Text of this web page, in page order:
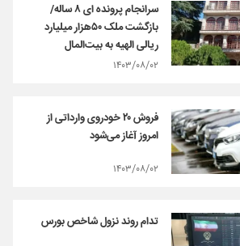
سرانجام پرونده ای ۸ ساله/
بازگشت ملک ۵۰هزار میلیارد
ریالی الهیه به بیت‌المال
۱۴۰۳/۰۸/۰۲
فروش ۲۰ خودروی وارداتی از
امروز آغاز می‌شود
۱۴۰۳/۰۸/۰۲
تدام روند نزول شاخص بورس